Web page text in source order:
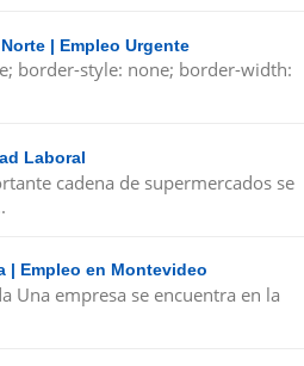
| Empleo Urgente
border-style: none; border-width:
Laboral
cadena de supermercados se
| Empleo en Montevideo
Una empresa se encuentra en la